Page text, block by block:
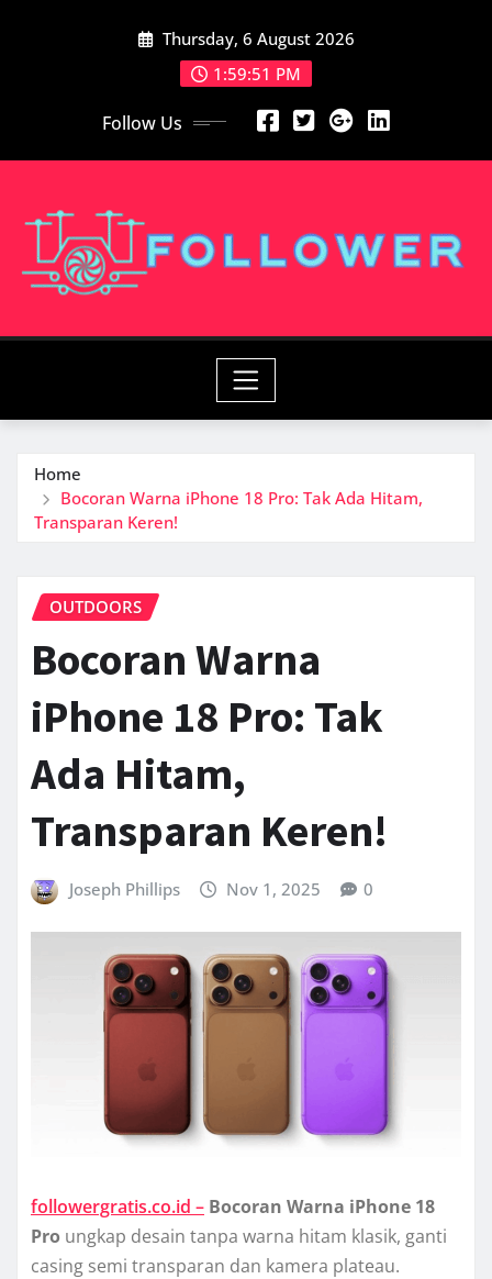
Thursday, 6 August 2026
1:59:52 PM
Follow Us
Home
Bocoran Warna iPhone 18 Pro: Tak Ada Hitam,
Transparan Keren!
OUTDOORS
Bocoran Warna
iPhone 18 Pro: Tak
Ada Hitam,
Transparan Keren!
Joseph Phillips Nov 1, 2025 0
followergratis.co.id – Bocoran Warna iPhone 18
Pro ungkap desain tanpa warna hitam klasik, ganti
casing semi transparan dan kamera plateau.